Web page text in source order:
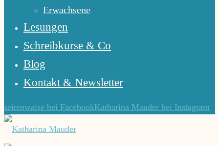
Erwachsene
Lesungen
Schreibkurse & Co
Blog
Kontakt & Newsletter
seitenwaise bei FacebookKatharina Mauder bei Instagram